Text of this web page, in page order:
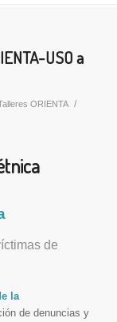
USO a
ORIENTA /
de
la
de denuncias y